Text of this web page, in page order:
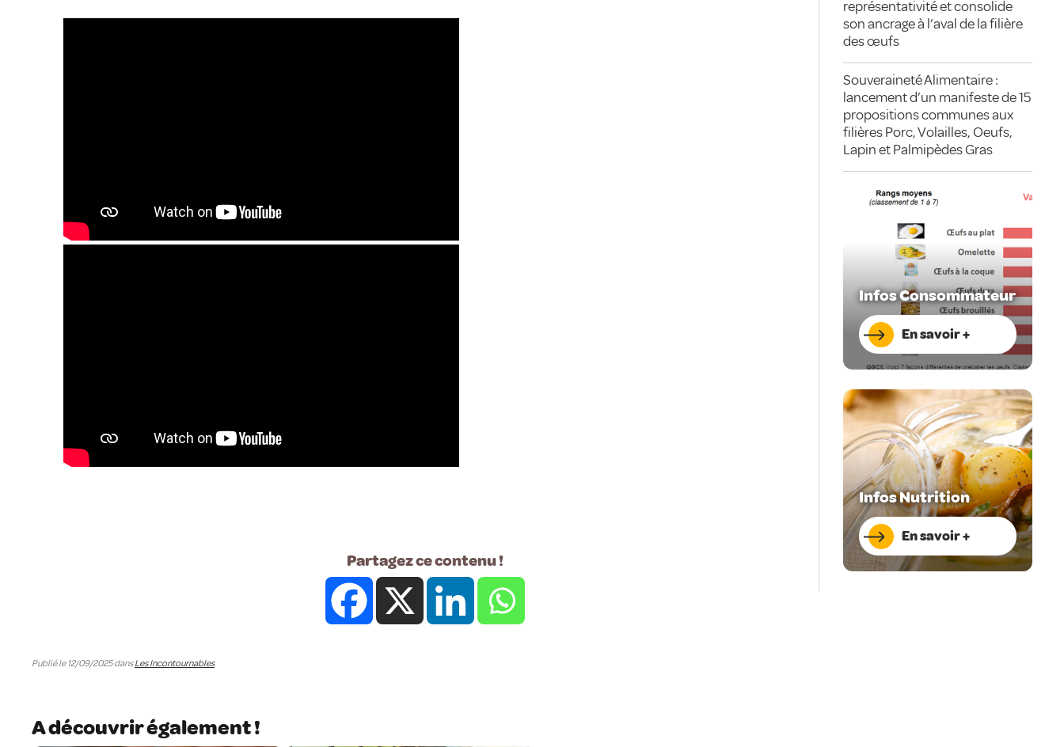
Partagez ce contenu !
Publié le 12/09/2025 dansLes Incontournables
A découvrir également !
représentativité et consolide
son ancrage à l’aval de la filière
des œufs
Souveraineté Alimentaire :
lancement d’un manifeste de 15
propositions communes aux
filières Porc, Volailles, Oeufs,
Lapin et Palmipèdes Gras
Infos Consommateur
En savoir +
Infos Nutrition
En savoir +